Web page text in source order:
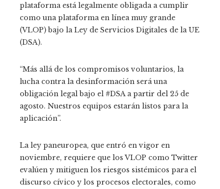
plataforma está legalmente obligada a cumplir
como una plataforma en línea muy grande
(VLOP) bajo la Ley de Servicios Digitales de la UE
(DSA).
“Más allá de los compromisos voluntarios, la
lucha contra la desinformación será una
obligación legal bajo el #DSA a partir del 25 de
agosto. Nuestros equipos estarán listos para la
aplicación”.
La ley paneuropea, que entró en vigor en
noviembre, requiere que los VLOP como Twitter
evalúen y mitiguen los riesgos sistémicos para el
discurso cívico y los procesos electorales, como